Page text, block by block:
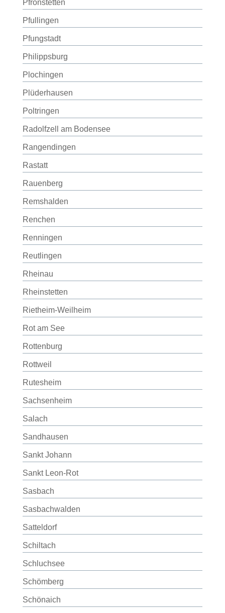
Pfronstetten
Pfullingen
Pfungstadt
Philippsburg
Plochingen
Plüderhausen
Poltringen
Radolfzell am Bodensee
Rangendingen
Rastatt
Rauenberg
Remshalden
Renchen
Renningen
Reutlingen
Rheinau
Rheinstetten
Rietheim-Weilheim
Rot am See
Rottenburg
Rottweil
Rutesheim
Sachsenheim
Salach
Sandhausen
Sankt Johann
Sankt Leon-Rot
Sasbach
Sasbachwalden
Satteldorf
Schiltach
Schluchsee
Schömberg
Schönaich